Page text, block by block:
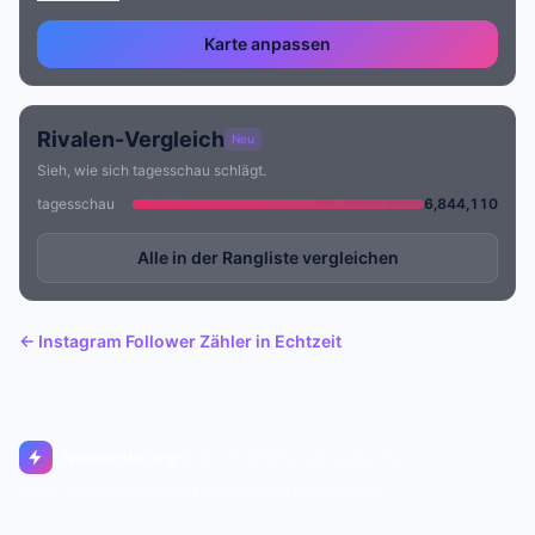
Karte anpassen
Rivalen-Vergleich Neu
Sieh, wie sich tagesschau schlägt.
tagesschau
6,844,110
Alle in der Rangliste vergleichen
← Instagram Follower Zähler in Echtzeit